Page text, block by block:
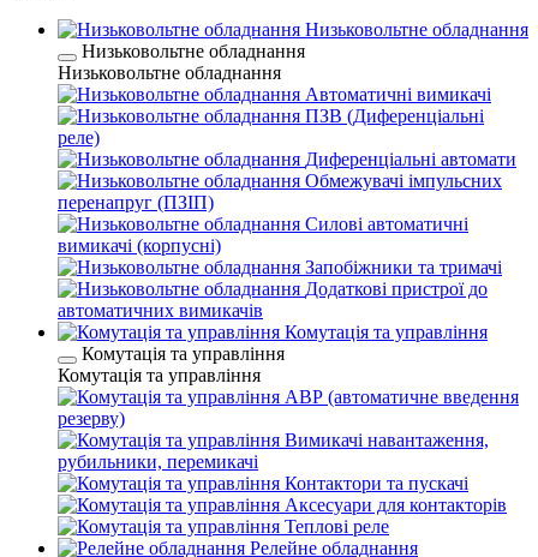
Низьковольтне обладнання
Низьковольтне обладнання
Низьковольтне обладнання
Автоматичні вимикачі
ПЗВ (Диференціальні
реле)
Диференціальні автомати
Обмежувачі імпульсних
перенапруг (ПЗІП)
Силові автоматичні
вимикачі (корпусні)
Запобіжники та тримачі
Додаткові пристрої до
автоматичних вимикачів
Комутація та управління
Комутація та управління
Комутація та управління
АВР (автоматичне введення
резерву)
Вимикачі навантаження,
рубильники, перемикачі
Контактори та пускачі
Аксесуари для контакторів
Теплові реле
Релейне обладнання